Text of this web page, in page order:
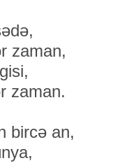
zaman,
zaman.
bircə an,